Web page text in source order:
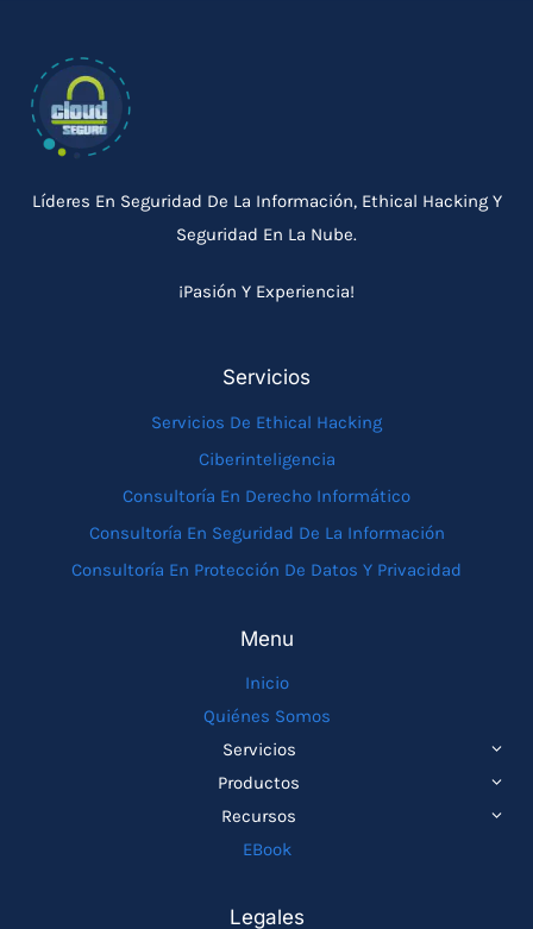
Líderes En Seguridad De La Información, Ethical Hacking Y
Seguridad En La Nube.
¡Pasión Y Experiencia!
Servicios
Servicios De Ethical Hacking
Ciberinteligencia
Consultoría En Derecho Informático
Consultoría En Seguridad De La Información
Consultoría En Protección De Datos Y Privacidad
Menu
Inicio
Quiénes Somos
Servicios
HIJO
Productos
HIJO
Recursos
EBook
Legales